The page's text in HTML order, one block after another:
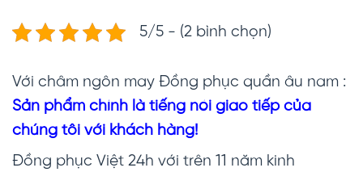
5/5 - (2 bình chọn)
Với châm ngôn may Đồng phục quần âu nam :
Sản phẩm chính là tiếng nói giao tiếp của
chúng tôi với khách hàng!
Đồng phục Việt 24h với trên 11 năm kinh